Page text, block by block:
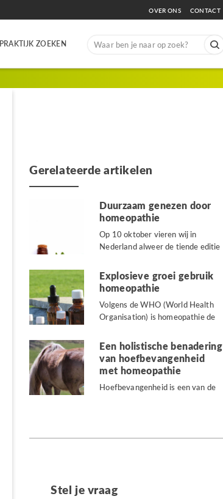
OVER ONS CONTACT
PRAKTIJK ZOEKEN
Search
Gerelateerde artikelen
Duurzaam genezen door
homeopathie
Op 10 oktober vieren wij in
Nederland alweer de tiende editie
Explosieve groei gebruik
homeopathie
Volgens de WHO (World Health
Organisation) is homeopathie de
Het...
Een holistische benadering
van hoefbevangenheid
met homeopathie
Hoefbevangenheid is een van de
Stel je vraag